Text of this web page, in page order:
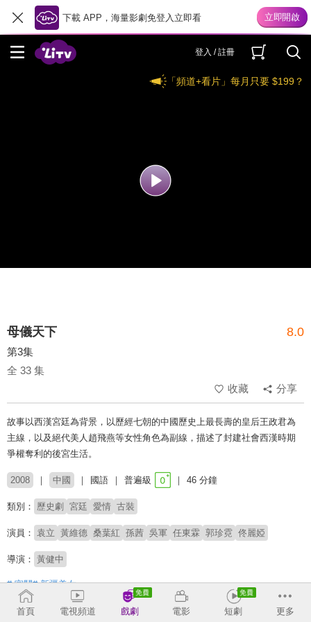
下載 APP，海量影劇免登入立即看
登入 / 註冊
「頻道+看片」每月只要 $199？
母儀天下 8.0
第3集
全 33 集
收藏
分享
故事以西漢宮廷為背景，以歷經七朝的中國歷史上最長壽的皇后王政君為
主線，以及絕代美人趙飛燕等女性角色為副線，描述了封建社會西漢時期
爭權奪利的後宮生活。
2008 中國 國語 普遍級 46 分鐘
類別： 歷史劇 宮廷 愛情 古裝
演員： 袁立 黃維德 桑葉紅 孫茜 吳軍 任東霖 郭珍霓 佟麗婭
導演： 黃健中
# 宮鬥# 新疆美女
首頁 電視頻道 戲劇 電影 短劇 更多